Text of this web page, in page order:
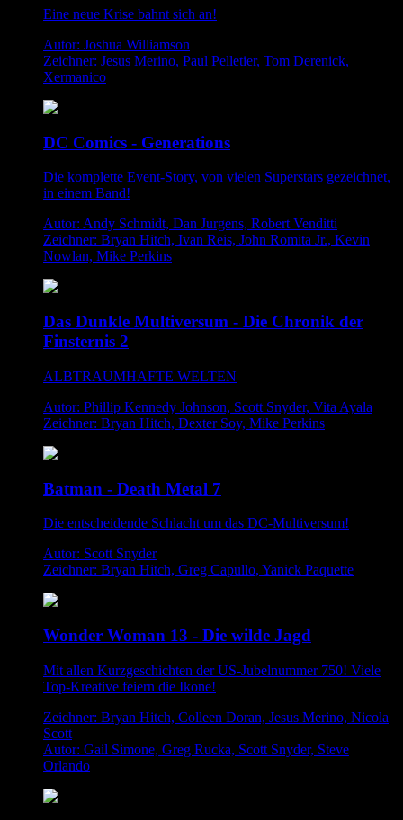
Eine neue Krise bahnt sich an!
Autor: Joshua Williamson
Zeichner: Jesus Merino, Paul Pelletier, Tom Derenick,
Xermanico
DC Comics - Generations
Die komplette Event-Story, von vielen Superstars gezeichnet,
in einem Band!
Autor: Andy Schmidt, Dan Jurgens, Robert Venditti
Zeichner: Bryan Hitch, Ivan Reis, John Romita Jr., Kevin
Nowlan, Mike Perkins
Das Dunkle Multiversum - Die Chronik der
Finsternis 2
ALBTRAUMHAFTE WELTEN
Autor: Phillip Kennedy Johnson, Scott Snyder, Vita Ayala
Zeichner: Bryan Hitch, Dexter Soy, Mike Perkins
Batman - Death Metal 7
Die entscheidende Schlacht um das DC-Multiversum!
Autor: Scott Snyder
Zeichner: Bryan Hitch, Greg Capullo, Yanick Paquette
Wonder Woman 13 - Die wilde Jagd
Mit allen Kurzgeschichten der US-Jubelnummer 750! Viele
Top-Kreative feiern die Ikone!
Zeichner: Bryan Hitch, Colleen Doran, Jesus Merino, Nicola
Scott
Autor: Gail Simone, Greg Rucka, Scott Snyder, Steve
Orlando